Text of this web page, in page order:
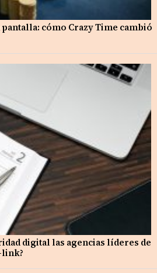
cómo Crazy Time cambió
digital las agencias líderes de
link?